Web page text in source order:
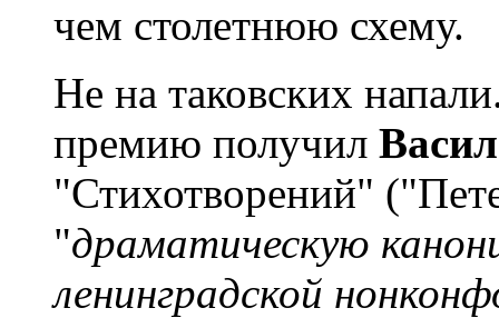
чем столетнюю схему.
Не на таковских
премию получил
"Стихотворений"
"драматическую
ленинградской